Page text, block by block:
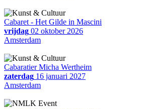
Cabaret - Het Gilde in Mascini
vrijdag 02 oktober 2026
Amsterdam
Cabaratier Micha Wertheim
zaterdag 16 januari 2027
Amsterdam